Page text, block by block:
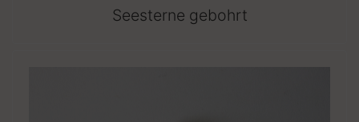
Seesterne gebohrt